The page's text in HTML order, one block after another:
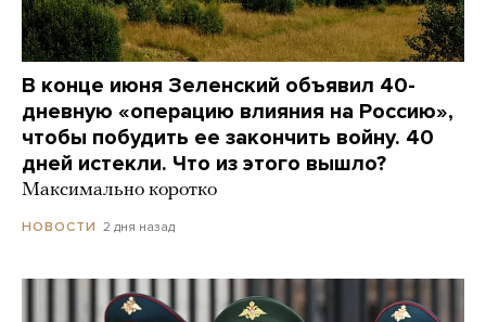
В конце июня Зеленский объявил 40-
дневную «операцию влияния на Россию»,
чтобы побудить ее закончить войну. 40
дней истекли. Что из этого вышло?
Максимально коротко
НОВОСТИ 2 дня назад